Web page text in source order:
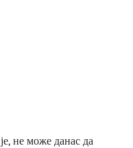
не може данас да